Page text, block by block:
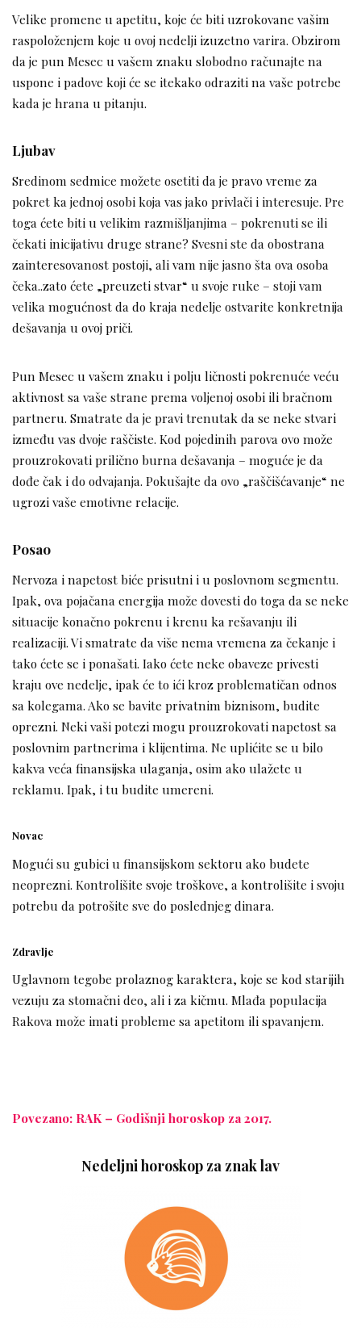
Velike promene u apetitu, koje će biti uzrokovane vašim
raspoloženjem koje u ovoj nedelji izuzetno varira. Obzirom
da je pun Mesec u vašem znaku slobodno računajte na
uspone i padove koji će se itekako odraziti na vaše potrebe
kada je hrana u pitanju.
Ljubav
Sredinom sedmice možete osetiti da je pravo vreme za
pokret ka jednoj osobi koja vas jako privlači i interesuje. Pre
toga ćete biti u velikim razmišljanjima – pokrenuti se ili
čekati inicijativu druge strane? Svesni ste da obostrana
zainteresovanost postoji, ali vam nije jasno šta ova osoba
čeka..zato ćete „preuzeti stvar“ u svoje ruke – stoji vam
velika mogućnost da do kraja nedelje ostvarite konkretnija
dešavanja u ovoj priči.
Pun Mesec u vašem znaku i polju ličnosti pokrenuće veću
aktivnost sa vaše strane prema voljenoj osobi ili bračnom
partneru. Smatrate da je pravi trenutak da se neke stvari
između vas dvoje raščiste. Kod pojedinih parova ovo može
prouzrokovati prilično burna dešavanja – moguće je da
dođe čak i do odvajanja. Pokušajte da ovo „raščišćavanje“ ne
ugrozi vaše emotivne relacije.
Posao
Nervoza i napetost biće prisutni i u poslovnom segmentu.
Ipak, ova pojačana energija može dovesti do toga da se neke
situacije konačno pokrenu i krenu ka rešavanju ili
realizaciji. Vi smatrate da više nema vremena za čekanje i
tako ćete se i ponašati. Iako ćete neke obaveze privesti
kraju ove nedelje, ipak će to ići kroz problematičan odnos
sa kolegama. Ako se bavite privatnim biznisom, budite
oprezni. Neki vaši potezi mogu prouzrokovati napetost sa
poslovnim partnerima i klijentima. Ne uplićite se u bilo
kakva veća finansijska ulaganja, osim ako ulažete u
reklamu. Ipak, i tu budite umereni.
Novac
Mogući su gubici u finansijskom sektoru ako budete
neoprezni. Kontrolišite svoje troškove, a kontrolišite i svoju
potrebu da potrošite sve do poslednjeg dinara.
Zdravlje
Uglavnom tegobe prolaznog karaktera, koje se kod starijih
vezuju za stomačni deo, ali i za kičmu. Mlađa populacija
Rakova može imati probleme sa apetitom ili spavanjem.
Povezano: RAK – Godišnji horoskop za 2017.
Nedeljni horoskop za znak lav